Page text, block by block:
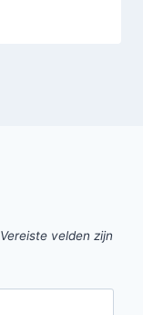
Vereiste velden zijn